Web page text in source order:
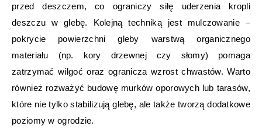
przed deszczem, co ograniczy siłę uderzenia kropli
deszczu w glebę. Kolejną techniką jest mulczowanie –
pokrycie powierzchni gleby warstwą organicznego
materiału (np. kory drzewnej czy słomy) pomaga
zatrzymać wilgoć oraz ogranicza wzrost chwastów. Warto
również rozważyć budowę murków oporowych lub tarasów,
które nie tylko stabilizują glebę, ale także tworzą dodatkowe
poziomy w ogrodzie.